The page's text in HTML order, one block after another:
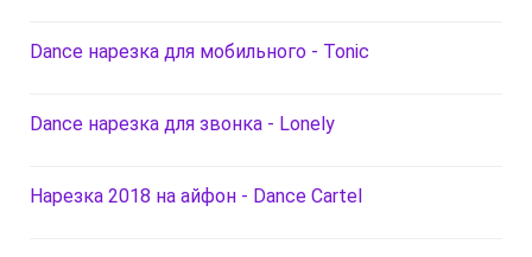
Dance нарезка для мобильного - Tonic
Dance нарезка для звонка - Lonely
Нарезка 2018 на айфон - Dance Cartel